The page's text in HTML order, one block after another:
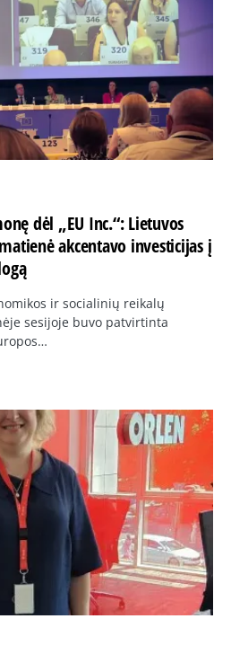
dėl „EU Inc.“: Lietuvos
akcentavo investicijas į
ir socialinių reikalų
sesijoje buvo patvirtinta